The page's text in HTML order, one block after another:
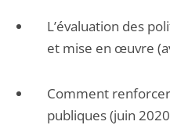
L’évaluation des
et mise en œuvre
Comment
publiques (juin